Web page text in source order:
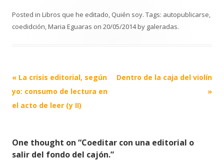
Posted in Libros que he editado, Quién soy. Tags: autopublicarse,
coedidción,Maria Eguaras on 20/05/2014by galeradas.
Post
navigation
« La crisis editorial, según
yo: consumo de lectura en
el acto de leer (y II)
Dentro de la caja del violín
»
One thought on “Coeditar con una editorial o
salir del fondo del cajón.”